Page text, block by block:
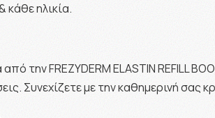
ηλικία.
την FREZYDERM ELASTIN REFILL
Συνεχίζετε με την καθημερινή σας